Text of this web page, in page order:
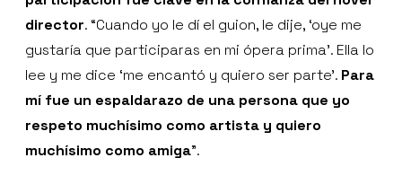
director. “Cuando yo le dí el guion, le dije, ‘oye me
gustaría que participaras en mi ópera prima’. Ella lo
lee y me dice ‘me encantó y quiero ser parte’. Para
mí fue un espaldarazo de una persona que yo
respeto muchísimo como artista y quiero
muchísimo como amiga”.